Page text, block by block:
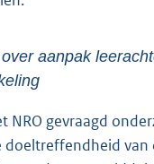
aanpak
NRO gevraagd
doeltreffendheid van